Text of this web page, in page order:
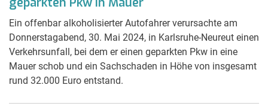
Ein offenbar alkoholisierter Autofahrer verursachte am
Donnerstagabend, 30. Mai 2024, in Karlsruhe-Neureut einen
Verkehrsunfall, bei dem er einen geparkten Pkw in eine
Mauer schob und ein Sachschaden in Höhe von insgesamt
rund 32.000 Euro entstand.